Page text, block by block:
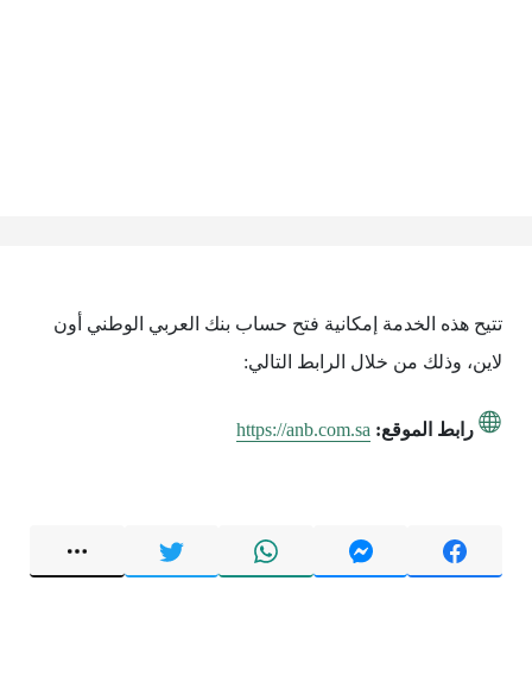
تتيح هذه الخدمة إمكانية فتح حساب بنك العربي الوطني أون
لاين، وذلك من خلال الرابط التالي:
رابط الموقع: https://anb.com.sa